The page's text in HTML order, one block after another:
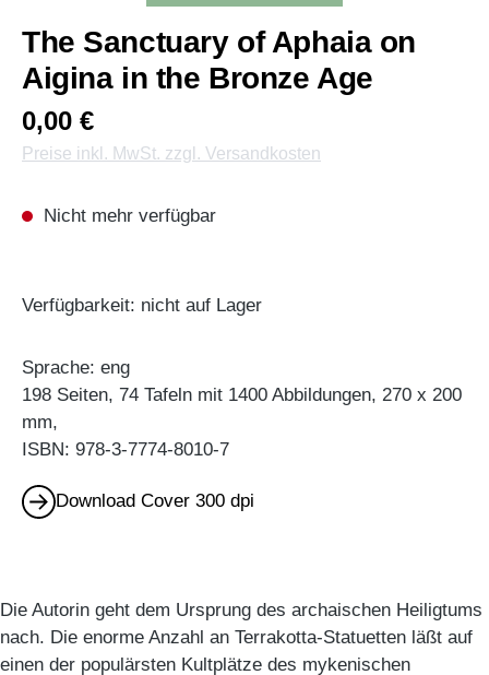
The Sanctuary of Aphaia on
Aigina in the Bronze Age
0,00 €
Preise inkl. MwSt. zzgl. Versandkosten
Nicht mehr verfügbar
Verfügbarkeit: nicht auf Lager
Sprache: eng
198 Seiten, 74 Tafeln mit 1400 Abbildungen, 270 x 200
mm,
ISBN: 978-3-7774-8010-7
Download Cover 300 dpi
Die Autorin geht dem Ursprung des archaischen Heiligtums
nach. Die enorme Anzahl an Terrakotta-Statuetten läßt auf
einen der populärsten Kultplätze des mykenischen